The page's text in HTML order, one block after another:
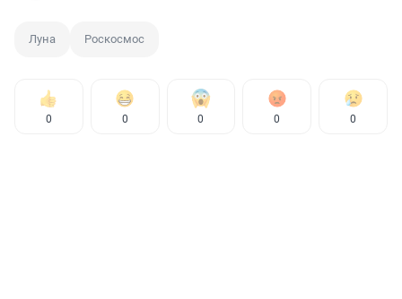
Луна Роскосмос
0 0 0 0 0